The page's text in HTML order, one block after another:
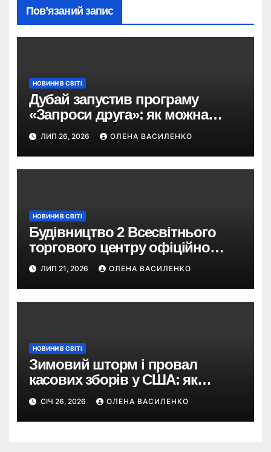
Пов’язаний запис
НОВИНИ В СВІТІ
Дубай запустив програму
«Запроси друга»: як можна
отримати винагороду за
туристів
ЛИП 26, 2026 ОЛЕНА ВАСИЛЕНКО
НОВИНИ В СВІТІ
Будівництво 2 Всесвітнього
торгового центру офіційно
розпочалося: 373 метри
ЛИП 21, 2026 ОЛЕНА ВАСИЛЕНКО
НОВИНИ В СВІТІ
Зимовий шторм і провал
касових зборів у США: як
негода змінила бокс-офіс
вікенду
СІЧ 26, 2026 ОЛЕНА ВАСИЛЕНКО